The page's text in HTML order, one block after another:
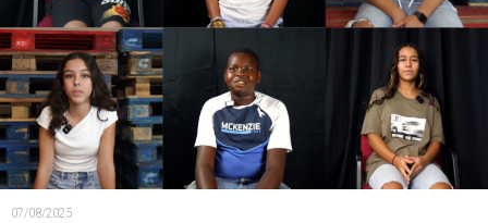
07/08/2025